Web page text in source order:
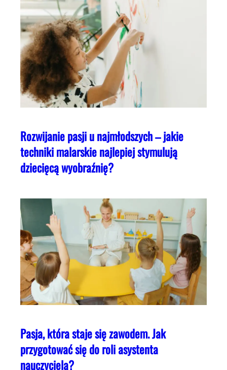
Rozwijanie pasji u najmłodszych – jakie
techniki malarskie najlepiej stymulują
dziecięcą wyobraźnię?
Pasja, która staje się zawodem. Jak
przygotować się do roli asystenta
nauczyciela?